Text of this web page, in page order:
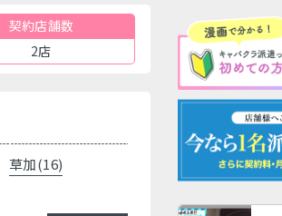
契約店舗数
2店
草加(16)